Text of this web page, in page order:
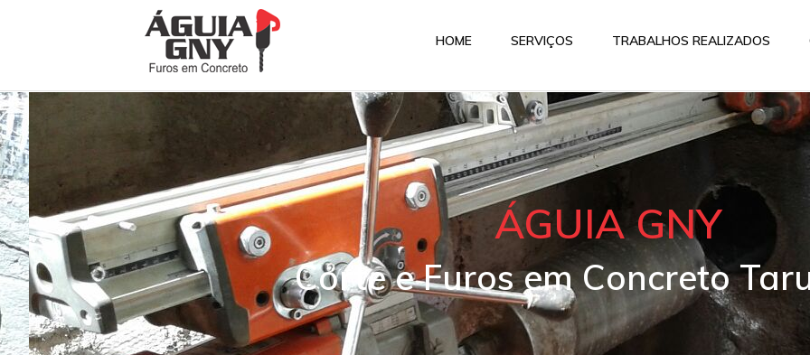
HOME SERVIÇOS TRABALHOS REALIZADOS
ÁGUIA GNY
Corte e Furos em Concreto